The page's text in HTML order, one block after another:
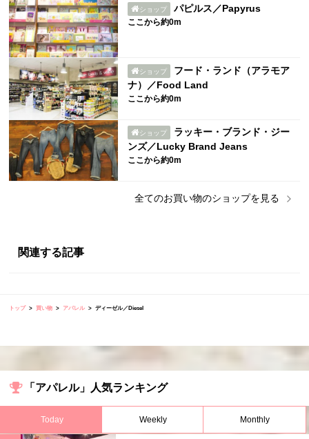
ショップ パピルス／Papyrus
ここから約0m
ショップ
フード・ランド（アラモア
ナ）／Food Land
ここから約0m
ショップ
ラッキー・ブランド・ジー
ンズ／Lucky Brand Jeans
ここから約0m
全てのお買い物のショップを見る
関連する記事
トップ 買い物 アパレル ディーゼル／Diesel
「アパレル」人気ランキング
Today Weekly Monthly